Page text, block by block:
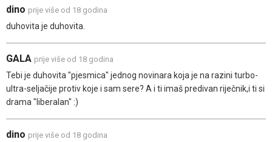
dino prije više od 18 godina
duhovita je duhovita.
GALA prije više od 18 godina
Tebi je duhovita "pjesmica" jednog novinara koja je na razini turbo-
ultra-seljačije protiv koje i sam sere? A i ti imaš predivan riječnik,i ti si
drama "liberalan" :)
dino prije više od 18 godina